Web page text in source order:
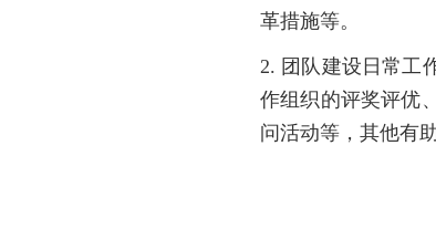
革措施等。
2. 团队建设日常工
作组织的评奖评优
问活动等，其他有